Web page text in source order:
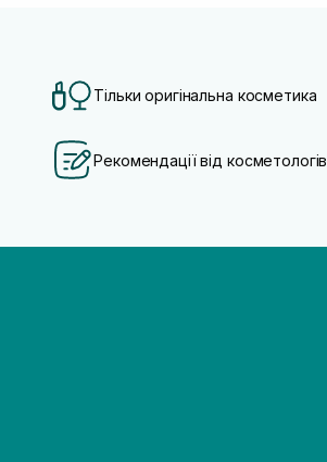
Тільки оригінальна косметика
Рекомендації від косметологів